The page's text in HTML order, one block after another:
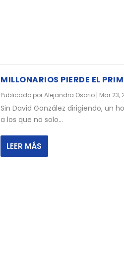
MILLONARIOS PIERDE EL
Publicado porAlejandra Osorio | Mar 23,
Sin David González dirigiendo, un
a los que no solo...
LEER MÁS